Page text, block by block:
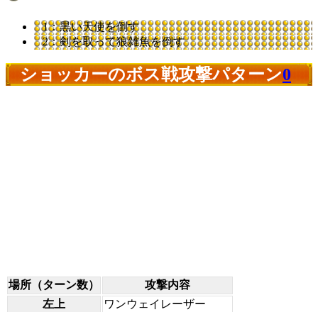
1：黒い天使を倒す
2：剣を取って狼雑魚を倒す
ショッカーのボス戦攻撃パターン0
場所（ターン数）
攻撃内容
左上
ワンウェイレーザー